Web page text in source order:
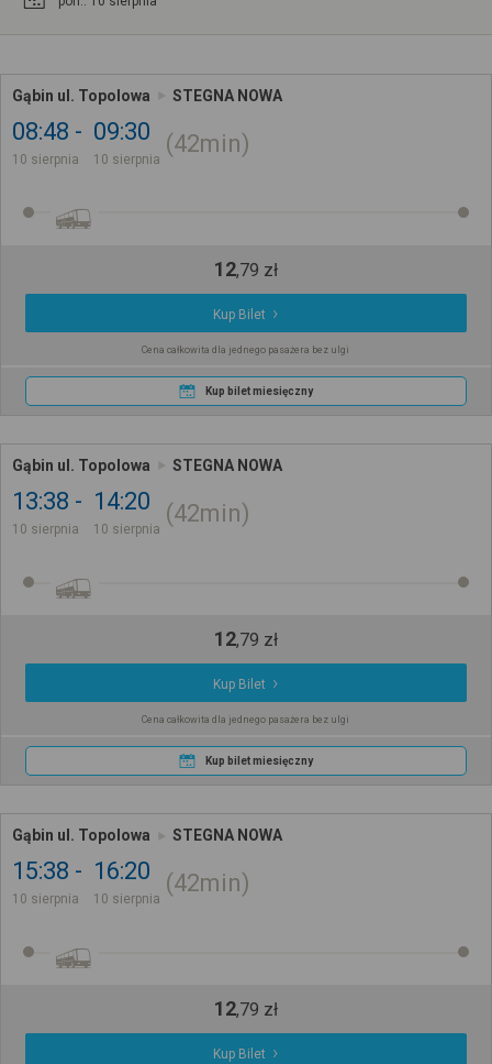
Gąbin ul. Topolowa STEGNA NOWA
08:48
10 sierpnia
09:30
10 sierpnia
42min
12,79 zł
Kup Bilet
Cena całkowita dla jednego pasażera bez ulgi
Kup bilet miesięczny
Gąbin ul. Topolowa STEGNA NOWA
13:38
10 sierpnia
14:20
10 sierpnia
42min
12,79 zł
Kup Bilet
Cena całkowita dla jednego pasażera bez ulgi
Kup bilet miesięczny
Gąbin ul. Topolowa STEGNA NOWA
15:38
10 sierpnia
16:20
10 sierpnia
42min
12,79 zł
Kup Bilet